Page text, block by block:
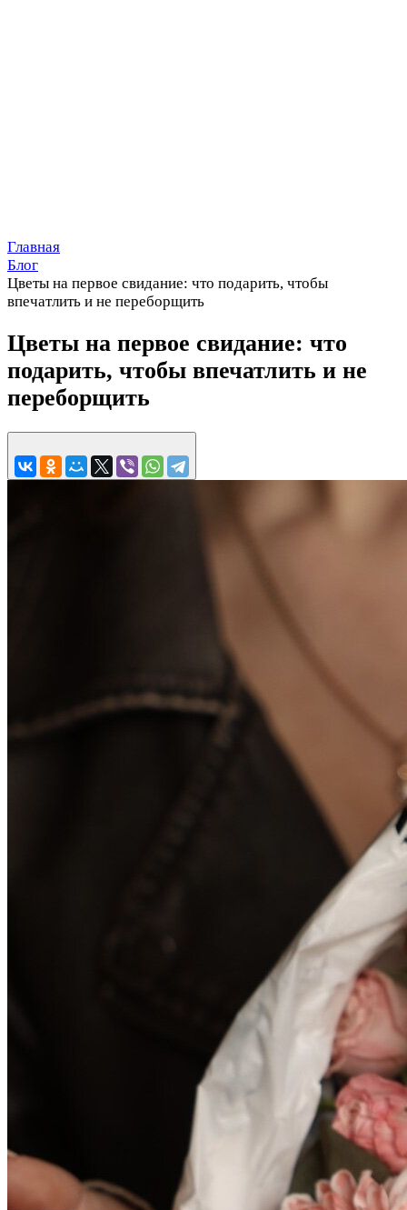
Главная
Блог
Цветы на первое свидание: что подарить, чтобы
впечатлить и не переборщить
Цветы на первое свидание: что
подарить, чтобы впечатлить и не
переборщить